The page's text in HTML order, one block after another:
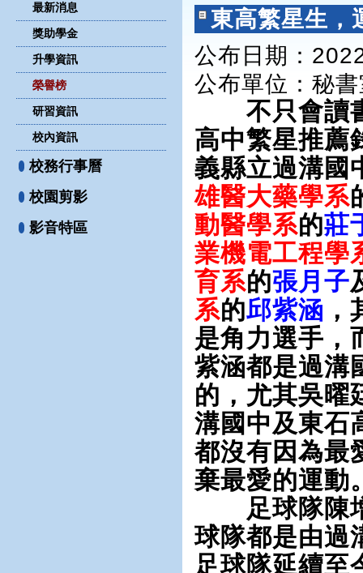
最新消息
獎助學金
升學資訊
榮譽榜
研習資訊
校內資訊
校務行事曆
校園剪影
影音特區
東高繁星生，
公布日期：
公布單位 ：秘
不只會讀書
高中繁星推薦
義縣立過溝國
雄醫大藥學系
動醫學系的莊
業機電工程學
育系的張月子
系的邱紫涵
是角力選手，
紫涵都是過溝
的，尤其吳曜
溝國中及東石
都沒有因為最
棄最愛的運動
足球隊陳增
球隊都是由過
足球隊延續至